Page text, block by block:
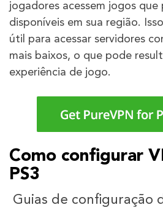
jogadores acessem jogos
disponíveis em sua região.
útil para acessar servidores
mais baixos, o que pode
experiência de jogo.
Como configurar
PS3
Guias de configuração